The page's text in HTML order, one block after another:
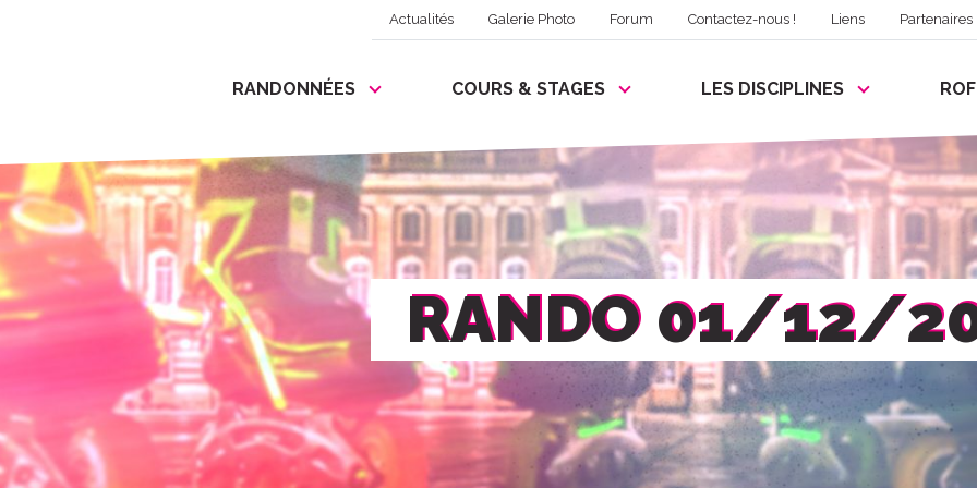
RANDONNÉES COURS & STAGES LES DISCIPLINES
Actualités Galerie Photo Forum Contactez-nous ! Liens Partenaires
RANDO 01/12/